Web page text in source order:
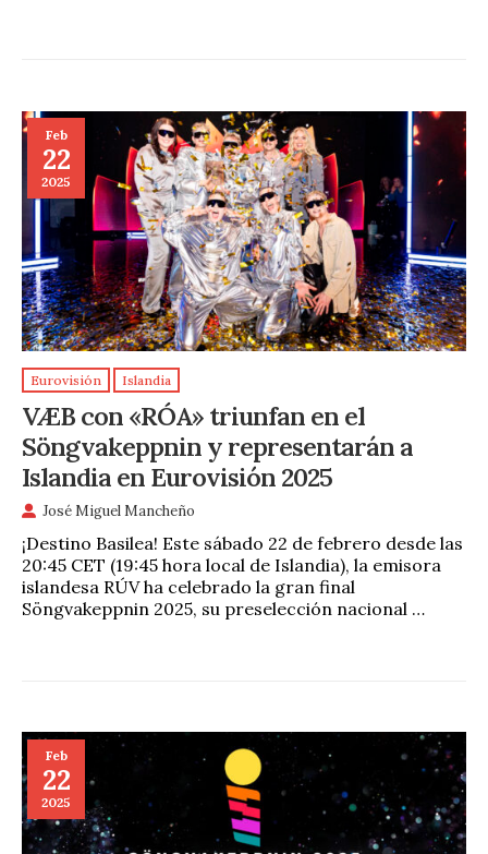
Feb
22
2025
Eurovisión Islandia
VÆB con «RÓA» triunfan en el
Söngvakeppnin y representarán a
Islandia en Eurovisión 2025
José Miguel Mancheño
¡Destino Basilea! Este sábado 22 de febrero desde las
20:45 CET (19:45 hora local de Islandia), la emisora
islandesa RÚV ha celebrado la gran final
Söngvakeppnin 2025, su preselección nacional …
Feb
22
2025